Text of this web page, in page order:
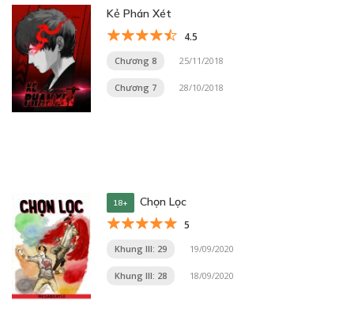
Kẻ Phán Xét
4.5
Chương 8 25/11/2018
Chương 7 28/10/2018
18+ Chọn Lọc
5
Khung III: 29 19/09/2020
Khung III: 28 18/09/2020